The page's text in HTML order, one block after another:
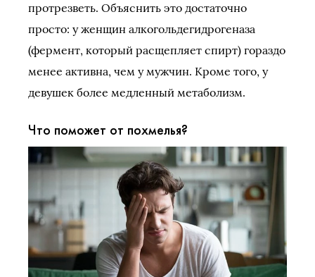
протрезветь. Объяснить это достаточно
просто: у женщин алкогольдегидрогеназа
(фермент, который расщепляет спирт) гораздо
менее активна, чем у мужчин. Кроме того, у
девушек более медленный метаболизм.
Что поможет от похмелья?